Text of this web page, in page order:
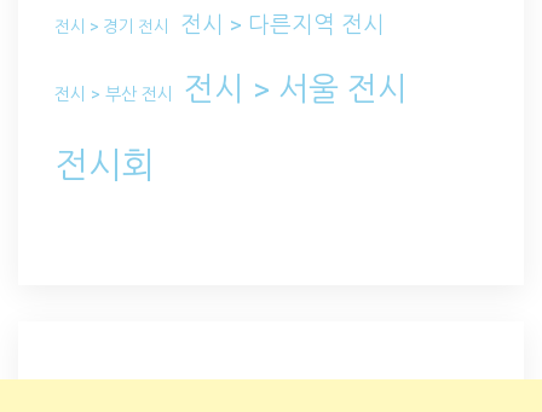
전시 > 경기 전시 전시 > 다른지역 전시
전시 > 부산 전시 전시 > 서울 전시
전시회